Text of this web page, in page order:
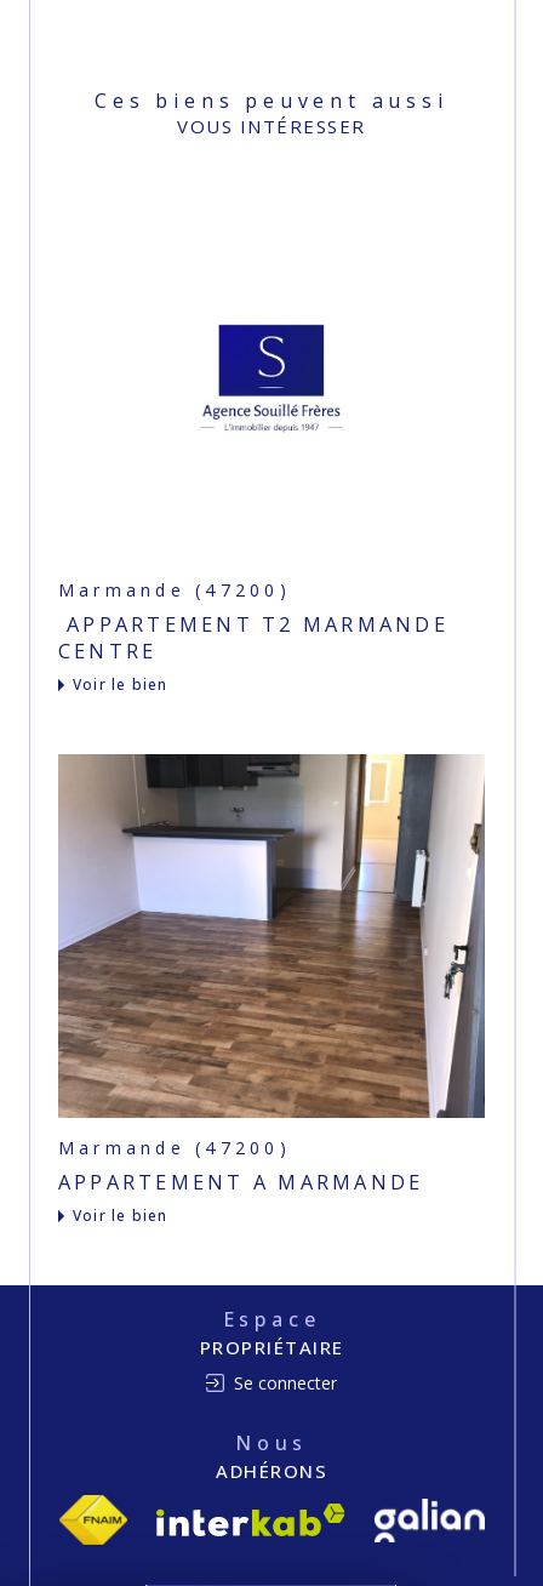
Ces biens peuvent aussi
VOUS INTÉRESSER
Marmande (47200)
APPARTEMENT T2 MARMANDE
CENTRE
voir le bien
Marmande (47200)
APPARTEMENT A MARMANDE
voir le bien
Espace
PROPRIÉTAIRE
Se connecter
Nous
ADHÉRONS